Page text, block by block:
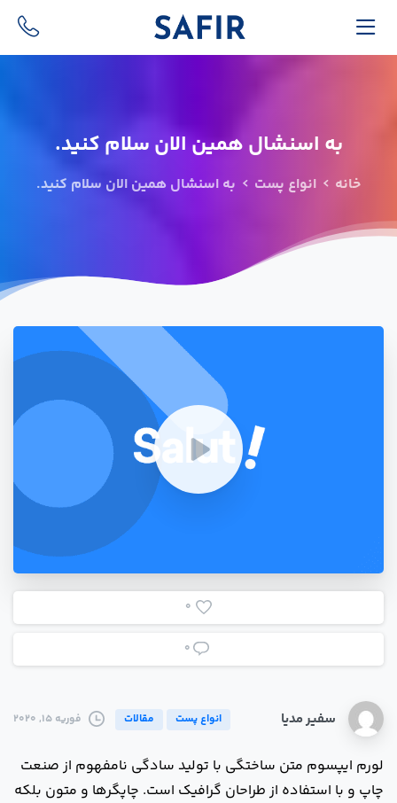
به اسنشالهمین الانسلامکنید.
خانه انواع پست به اسنشال همین الان سلام کنید.
0
0
سفیر مدیا انواع پست مقالات فوریه 15, 2020
لورم ایپسوم متن ساختگی با تولید سادگی نامفهوم از صنعت
چاپ و با استفاده از طراحان گرافیک است. چاپگرها و متون بلکه